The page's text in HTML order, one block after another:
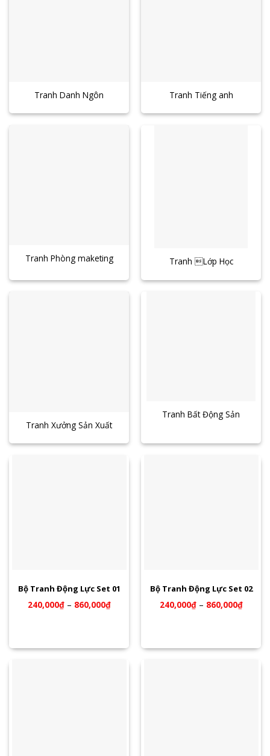
Tranh Danh Ngôn Tranh Tiếng anh
Tranh Phòng maketing Tranh Lớp Học
Tranh Xưởng Sản Xuất
Tranh Bất Động Sản
Bộ Tranh Động Lực Set 01
240,000₫– 860,000₫
Bộ Tranh Động Lực Set 02
240,000₫– 860,000₫